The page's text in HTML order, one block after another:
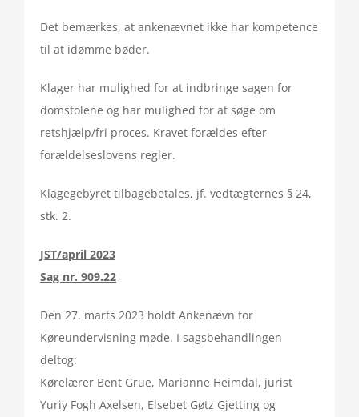
Det bemærkes, at ankenævnet ikke har kompetence
til at idømme bøder.
Klager har mulighed for at indbringe sagen for
domstolene og har mulighed for at søge om
retshjælp/fri proces. Kravet forældes efter
forældelseslovens regler.
Klagegebyret tilbagebetales, jf. vedtægternes § 24,
stk. 2.
JST/april 2023
Sag nr. 909.22
Den 27. marts 2023 holdt Ankenævn for
Køreundervisning møde. I sagsbehandlingen
deltog:
Kørelærer Bent Grue, Marianne Heimdal, jurist
Yuriy Fogh Axelsen, Elsebet Gøtz Gjetting og